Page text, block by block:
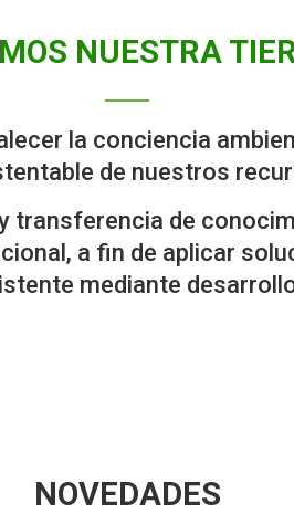
NUESTRA
la conciencia
de nuestros
transferencia de
a fin de aplicar
mediante
NOVEDADES